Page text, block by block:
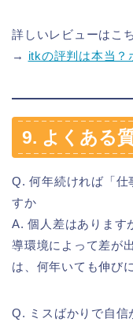
詳しいレビューはこち
→ itkの評判は本当？
9. よくある
Q. 何年続ければ「仕
すか
A. 個人差はあります
導環境によって差が
は、何年いても伸び
Q. ミスばかりで自信